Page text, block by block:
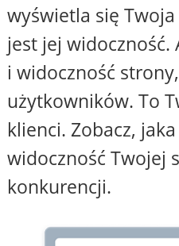
wyświetla się
jest jej widoczność.
i widoczność
użytkowników. To
klienci. Zobacz,
widoczność Twojej
konkurencji.